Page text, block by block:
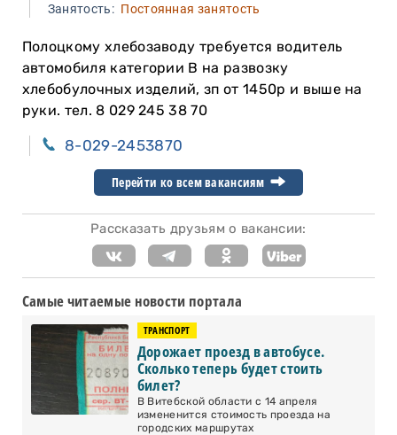
Занятость:Постоянная занятость
Полоцкому хлебозаводу требуется водитель
автомобиля категории В на развозку
хлебобулочных изделий, зп от 1450р и выше на
руки. тел. 8 029 245 38 70
8-029-2453870
Перейти ко всем вакансиям
Рассказать друзьям о вакансии:
Самые читаемые новости портала
ТРАНСПОРТ
Дорожает проезд в автобусе.
Сколько теперь будет стоить
билет?
В Витебской области с 14 апреля
измененится стоимость проезда на
городских маршрутах